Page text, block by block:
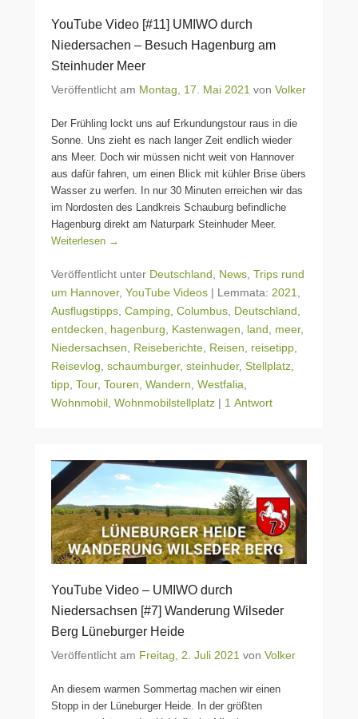
YouTube Video [#11] UMIWO durch
Niedersachen – Besuch Hagenburg am
Steinhuder Meer
Veröffentlicht am Montag, 17. Mai 2021 von Volker
Der Frühling lockt uns auf Erkundungstour raus in die
Sonne. Uns zieht es nach langer Zeit endlich wieder
ans Meer. Doch wir müssen nicht weit von Hannover
aus dafür fahren, um einen Blick mit kühler Brise übers
Wasser zu werfen. In nur 30 Minuten erreichen wir das
im Nordosten des Landkreis Schauburg befindliche
Hagenburg direkt am Naturpark Steinhuder Meer.
Weiterlesen →
Veröffentlicht unter Deutschland, News, Trips rund
um Hannover, YouTube Videos | Lemmata: 2021,
Ausflugstipps, Camping, Columbus, Deutschland,
entdecken, hagenburg, Kastenwagen, land, meer,
Niedersachsen, Reiseberichte, Reisen, reisetipp,
Reisevlog, schaumburger, steinhuder, Stellplatz,
tipp, Tour, Touren, Wandern, Westfalia,
Wohnmobil, Wohnmobilstellplatz | 1 Antwort
YouTube Video – UMIWO durch
Niedersachsen [#7] Wanderung Wilseder
Berg Lüneburger Heide
Veröffentlicht am Freitag, 2. Juli 2021 von Volker
An diesem warmen Sommertag machen wir einen
Stopp in der Lüneburger Heide. In der größten